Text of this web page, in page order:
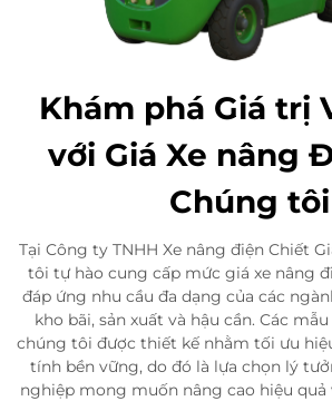
Khám phá Giá trị
với Giá Xe nâng
Chúng tôi
Tại Công ty TNHH Xe nâng điện Chiết
tôi tự hào cung cấp mức giá xe nâng
đáp ứng nhu cầu đa dạng của các
kho bãi, sản xuất và hậu cần. Các
chúng tôi được thiết kế nhằm tối ưu
tính bền vững, do đó là lựa chọn lý
nghiệp mong muốn nâng cao hiệu quả